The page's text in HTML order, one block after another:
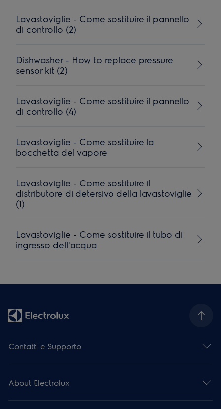
Lavastoviglie - Come sostituire il pannello
di controllo (2)
Dishwasher - How to replace pressure
sensor kit (2)
Lavastoviglie - Come sostituire il pannello
di controllo (4)
Lavastoviglie - Come sostituire la
bocchetta del vapore
Lavastoviglie - Come sostituire il
distributore di detersivo della lavastoviglie
(1)
Lavastoviglie - Come sostituire il tubo di
ingresso dell'acqua
Contatti e Supporto
About Electrolux